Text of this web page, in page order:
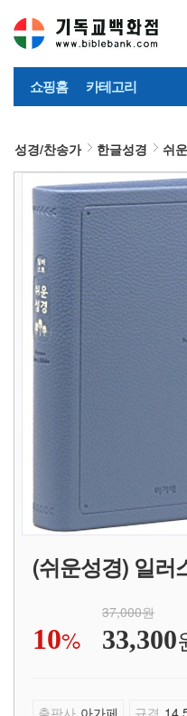
쇼핑홈 카테고리
성경/찬송가 한글성경 쉬
(쉬운성경) 일러
10%
37,000원
33,300
출판사 아가페 규격